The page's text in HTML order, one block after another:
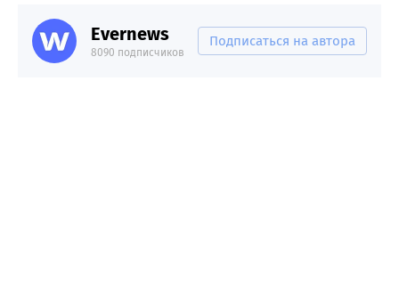
Evernews
8090 подписчиков
Подписаться на автора